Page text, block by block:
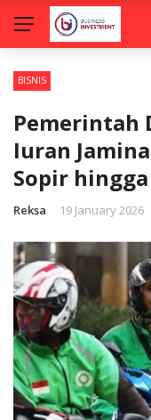
BISNIS
Pemerintah
Iuran
Sopir
Reksa 19 January 2026